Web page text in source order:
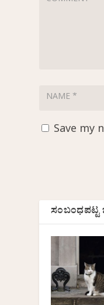
Save my
ಸಂಬಂಧಪಟ್ಟ